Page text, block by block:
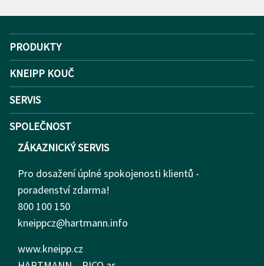
PRODUKTY
KNEIPP KOUČ
SERVIS
SPOLEČNOST
ZÁKAZNICKÝ SERVIS
Pro dosažení úplné spokojenosti klientů -
poradenství zdarma!
800 100 150
kneippcz@hartmann.info
www.kneipp.cz